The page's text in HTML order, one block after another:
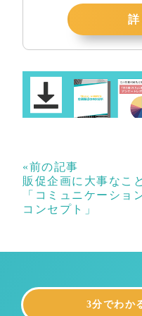
詳
«前の記事
販促企画に大事なこと
「コミュニケーショ
コンセプト」
3分でわか